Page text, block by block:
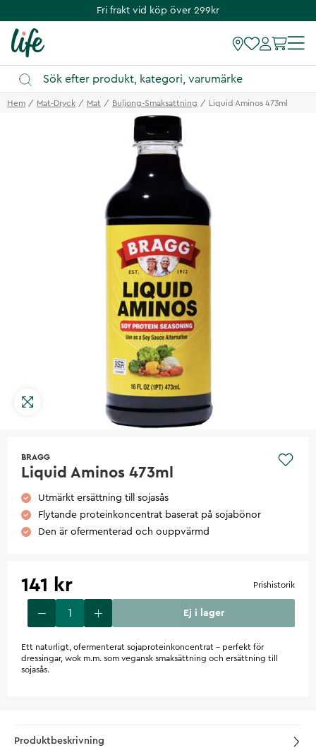
Fri frakt vid köp över 299kr
Hem Mat-Dryck Mat Buljong-Smaksattning Liquid Aminos 473ml
BRAGG
Liquid Aminos 473ml
Utmärkt ersättning till sojasås
Flytande proteinkoncentrat baserat på sojabönor
Den är ofermenterad och ouppvärmd
141 kr Prishistorik
Ej i lager
Ett naturligt, ofermenterat sojaproteinkoncentrat – perfekt för
dressingar, wok m.m. som vegansk smaksättning och ersättning till
sojasås.
Produktbeskrivning